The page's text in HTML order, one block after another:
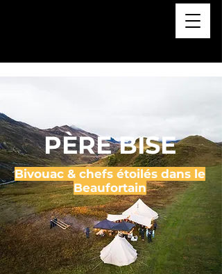
PÈRE BISE
Bivouac & chefs étoilés dans le
Beaufortain